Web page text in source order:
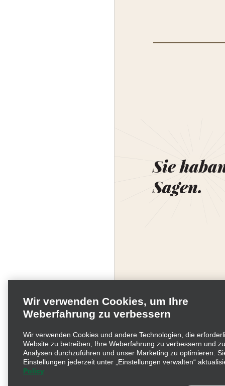
Sie
Sagen.
Beschwerdeverfahren
Wir verwenden Cookies, um Ihre
Weberfahrung zu verbessern
Wir verwenden Cookies und andere Technologien, die
Website zu betreiben, Ihre Weberfahrung zu verbessern und
Analysen durchzuführen und unser Marketing zu optimieren.
Einstellungen jederzeit unter „Einstellungen verwalten“
Policy